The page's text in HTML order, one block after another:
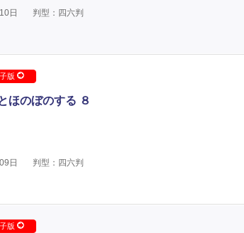
日 判型：四六判
版
ほのぼのする ８
日 判型：四六判
版